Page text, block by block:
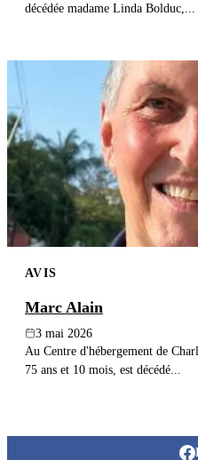
décédée madame Linda Bolduc,...
AVIS
Marc Alain
3 mai 2026
Au Centre d'hébergement de
75 ans et 10 mois, est décédé...